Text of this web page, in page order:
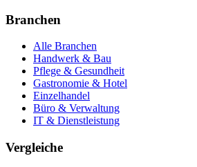
Branchen
Alle Branchen
Handwerk & Bau
Pflege & Gesundheit
Gastronomie & Hotel
Einzelhandel
Büro & Verwaltung
IT & Dienstleistung
Vergleiche